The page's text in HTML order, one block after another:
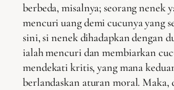
berbeda, misalnya; seorang nenek
mencuri uang demi cucunya yang
sini, si nenek dihadapkan dengan
ialah mencuri dan membiarkan
mendekati kritis, yang mana
berlandaskan aturan moral. Maka,